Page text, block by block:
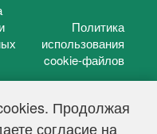
Продолжая
согласие на
Политика
использования
cookie-файлов